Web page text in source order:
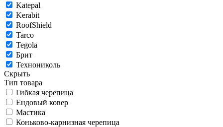
Katepal
Kerabit
RoofShield
Tarco
Tegola
Брит
Технониколь
Скрыть
Тип товара
Гибкая черепица
Ендовый ковер
Мастика
Коньково-карнизная черепица